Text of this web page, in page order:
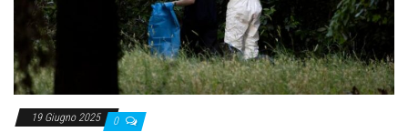
19 Giugno 2025 0